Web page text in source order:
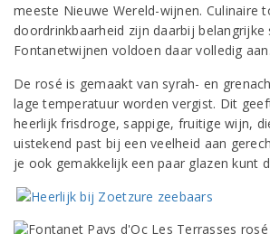
meeste Nieuwe Wereld-wijnen. Culinaire
doordrinkbaarheid zijn daarbij belangrijke
Fontanetwijnen voldoen daar volledig aan.
De rosé is gemaakt van syrah- en
lage temperatuur worden vergist. Dit
heerlijk frisdroge, sappige, fruitige wijn,
uistekend past bij een veelheid aan
je ook gemakkelijk een paar glazen kunt